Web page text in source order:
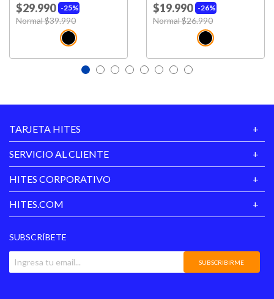
25%
$29.990
Price reduced from
Normal $39.990
26%
$19.990
Price reduced from
Normal $26.990
TARJETA HITES
SERVICIO AL CLIENTE
HITES CORPORATIVO
HITES.COM
SUBSCRÍBETE
SUBSCRIBIRME